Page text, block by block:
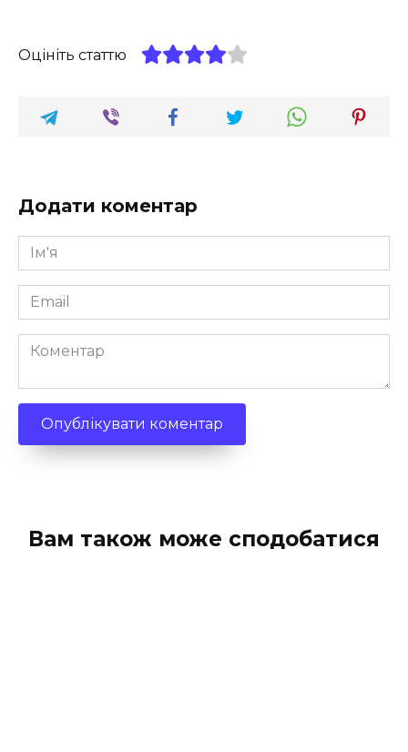
Оцініть статтю
Додати коментар
Ім'я
*
Email
*
Коментар
Вам також може сподобатися